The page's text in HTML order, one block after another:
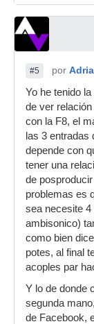
#5 por
Yo he tenido
de ver
con la F8, el
las 3 entradas
depende con
tener una
de
problemas es
sea necesite
ambisonico)
como bien
potes, al final
acoples par
Y lo de donde
segunda
de Facebook,